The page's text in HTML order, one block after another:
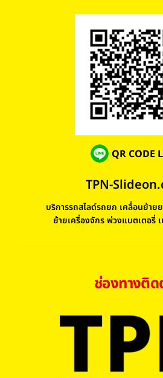
QR CODE
TPN-
บริการรถสไลด์รถยก เคลื่อนย้า
ย้ายเครื่องจักร พ่วงแบตเตอรี่
ช่องทางติ